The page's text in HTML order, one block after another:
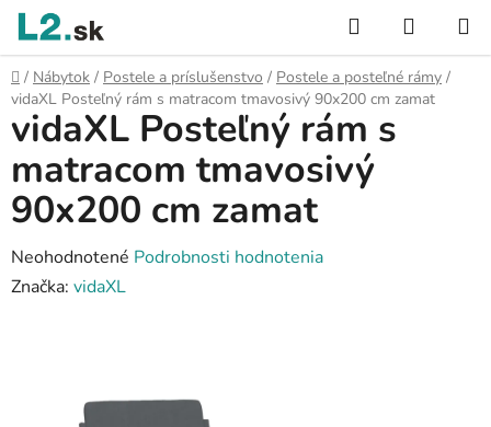
Prejsť
obsah
Hľadať
KOŠÍK
Domov
/ Nábytok / Postele a príslušenstvo / Postele a posteľné rámy /
vidaXL Posteľný rám s matracom tmavosivý 90x200 cm zamat
vidaXL Posteľný rám s
matracom tmavosivý
90x200 cm zamat
Priemerné
hodnotenie
Neohodnotené Podrobnosti hodnotenia
Značka: vidaXL